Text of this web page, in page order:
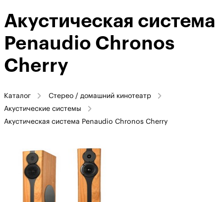
Акустическая система
Penaudio Chronos
Cherry
Каталог
Стерео / домашний кинотеатр
Акустические системы
Акустическая система Penaudio Chronos Cherry